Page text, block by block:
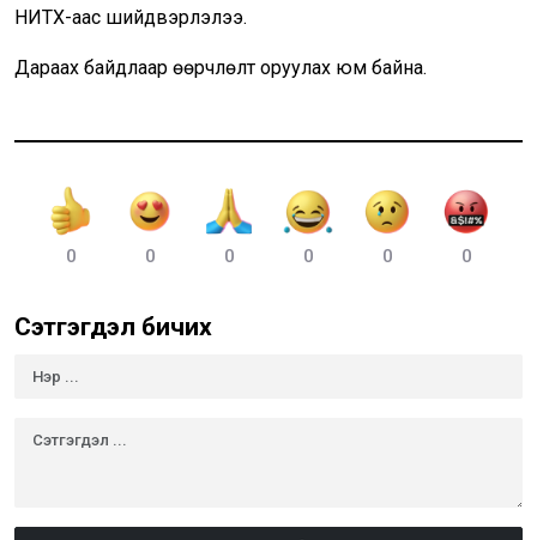
НИТХ-аас шийдвэрлэлээ.
Дараах байдлаар өөрчлөлт оруулах юм байна.
0 0 0 0 0 0
Сэтгэгдэл бичих